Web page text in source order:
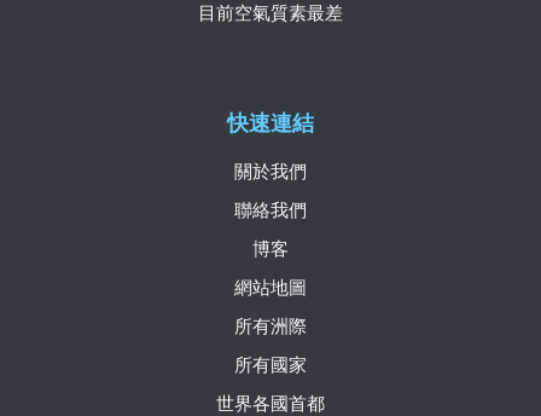
快速連結
關於我們
聯絡我們
博客
網站地圖
所有洲際
所有國家
世界各國首都
目前空氣質素最差